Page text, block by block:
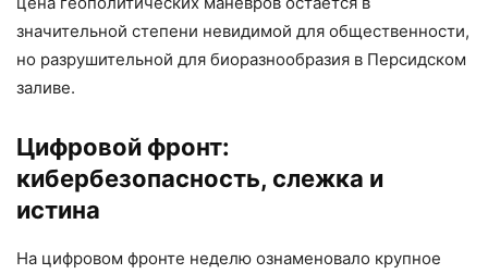
значительной степени невидимой для общественности,
но разрушительной для биоразнообразия в Персидском
заливе.
Цифровой фронт:
кибербезопасность, слежка и
истина
На цифровом фронте неделю ознаменовало крупное